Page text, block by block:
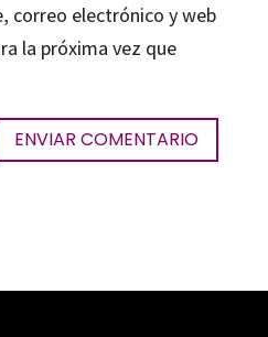
correo electrónico y web
la próxima vez que